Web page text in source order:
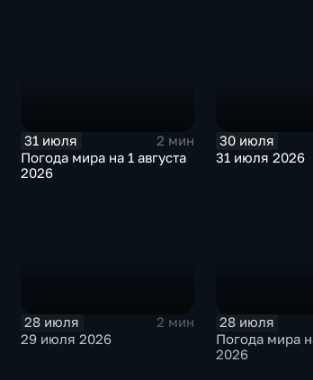
31 июля
2 мин
Погода мира на 1 августа
2026
30 июля
31 июля 2026
28 июля
2 мин
29 июля 2026
28 июля
Погода мира
2026